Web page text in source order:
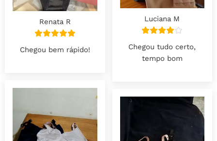
Luciana M
Chegou tudo certo,
tempo bom
Renata R
Chegou bem rápido!